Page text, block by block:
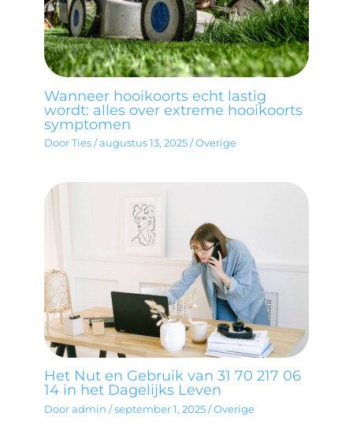
Wanneer hooikoorts echt lastig
wordt: alles over extreme hooikoorts
symptomen
DoorTies/augustus 13, 2025/Overige
Het Nut en Gebruik van 31 70 217 06
14 in het Dagelijks Leven
Dooradmin/september 1, 2025/Overige